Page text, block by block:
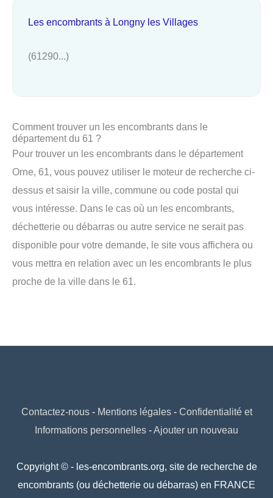
Les encombrants à Longny les Villages
(61290...)
Comment trouver un les encombrants dans le
département du 61 ?
Pour trouver un les encombrants dans le département
Orne, 61, vous pouvez utiliser le moteur de recherche ci-
dessus et saisir la ville, commune ou code postal qui
vous intéresse. Dans le cas où un les encombrants,
déchetterie ou débarras ou autre service ne serait pas
disponible pour votre demande, le site vous affichera ou
vous mettra en relation avec un les encombrants le plus
proche de la ville dans le 61.
Contactez-nous- Mentions légales- Confidentialité et
Informations personnelles -Ajouter un nouveau
Copyright © - les-encombrants.org, site de recherche de
encombrants (ou déchetterie ou débarras) en FRANCE